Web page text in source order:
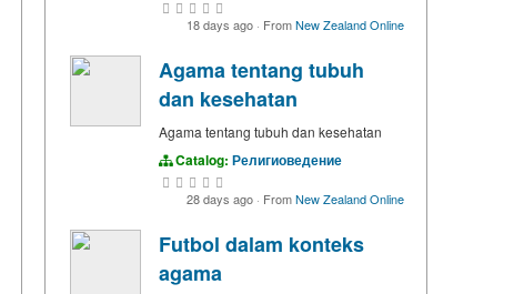
18 days ago · FromNew Zealand Online
Agama tentang tubuh
dan kesehatan
Agama tentang tubuh dan kesehatan
Catalog: Религиоведение
28 days ago · FromNew Zealand Online
Futbol dalam konteks
agama